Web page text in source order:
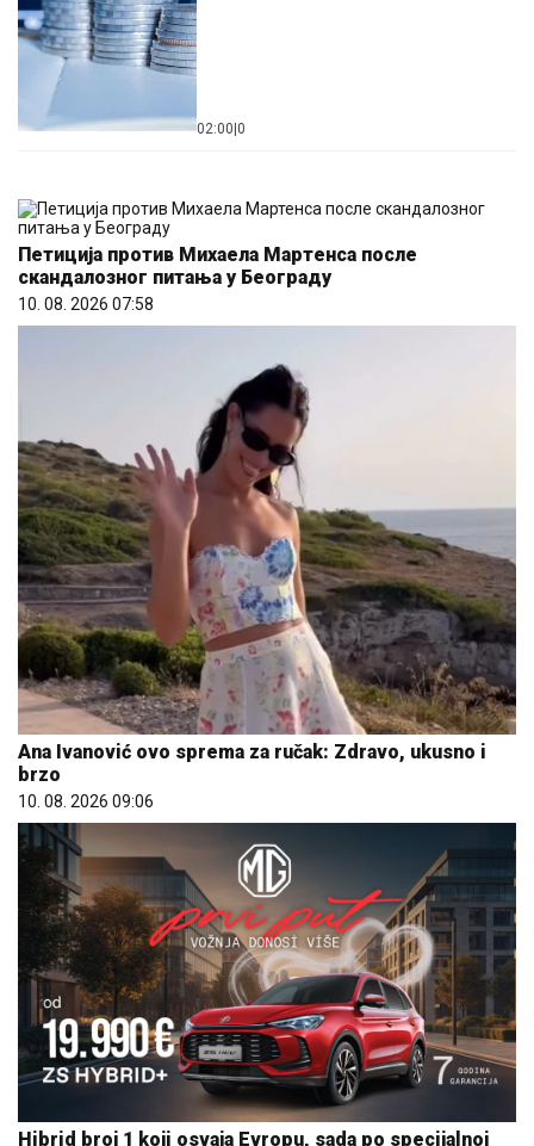
02:00 0
Петиција против Михаела Мартенса после
скандалозног питања у Београду
10. 08. 2026 07:58
Ana Ivanović ovo sprema za ručak: Zdravo, ukusno i
brzo
10. 08. 2026 09:06
Hibrid broj 1 koji osvaja Evropu, sada po specijalnoj